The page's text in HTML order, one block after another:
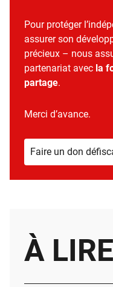
Pour protéger
assurer son
précieux – nous
partenariat avec la
partage.
Merci d’avance.
Faire un don
À